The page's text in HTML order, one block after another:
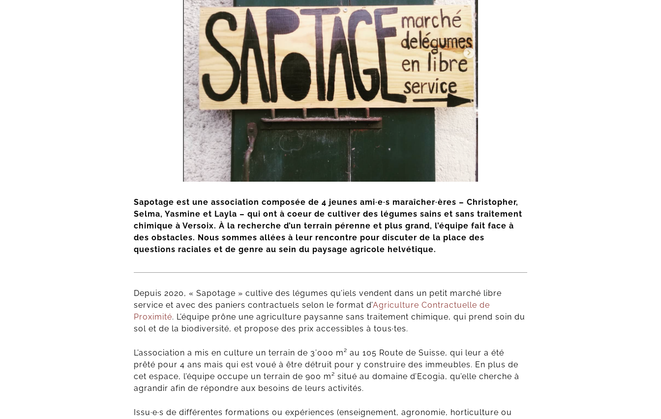
Sapotage est une association composée de 4 jeunes ami·e·s maraîcher·ères – Christopher,
Selma, Yasmine et Layla – qui ont à coeur de cultiver des légumes sains et sans traitement
chimique à Versoix. À la recherche d’un terrain pérenne et plus grand, l’équipe fait face à
des obstacles. Nous sommes allées à leur rencontre pour discuter de la place des
questions raciales et de genre au sein du paysage agricole helvétique.
Depuis 2020, « Sapotage » cultive des légumes qu’iels vendent dans un petit marché libre
service et avec des paniers contractuels selon le format d’Agriculture Contractuelle de
Proximité. L’équipe prône une agriculture paysanne sans traitement chimique, qui prend soin du
sol et de la biodiversité, et propose des prix accessibles à tous·tes.
L’association a mis en culture un terrain de 3’000 m² au 105 Route de Suisse, qui leur a été
prêté pour 4 ans mais qui est voué à être détruit pour y construire des immeubles. En plus de
cet espace, l’équipe occupe un terrain de 900 m² situé au domaine d’Ecogia, qu’elle cherche à
agrandir afin de répondre aux besoins de leurs activités.
Issu·e·s de différentes formations ou expériences (enseignement, agronomie, horticulture ou